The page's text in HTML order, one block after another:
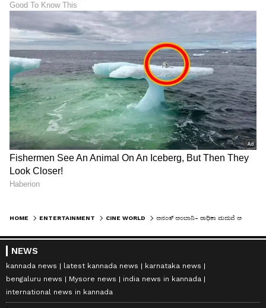
HOME ENTERTAINMENT CINE WORLD
NEWS
kannada news latest kannada news
karnataka news
bengaluru news
Mysore news
india news in kannada
international news in kannada